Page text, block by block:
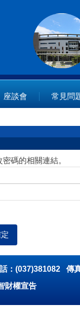
座談會 常見問
碼的相關連結。
：(037)381082 傳
財權宣告